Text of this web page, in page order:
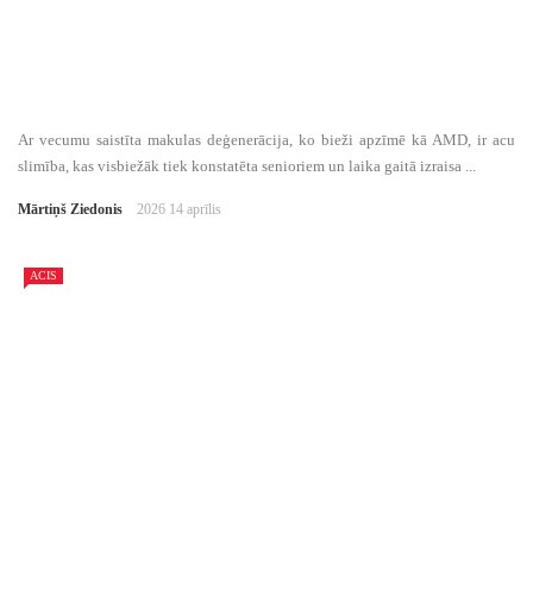
Ar vecumu saistīta makulas deģenerācija, ko bieži apzīmē kā AMD, ir acu
slimība, kas visbiežāk tiek konstatēta senioriem un laika gaitā izraisa ...
Mārtiņš Ziedonis 2026 14 aprīlis
ACIS